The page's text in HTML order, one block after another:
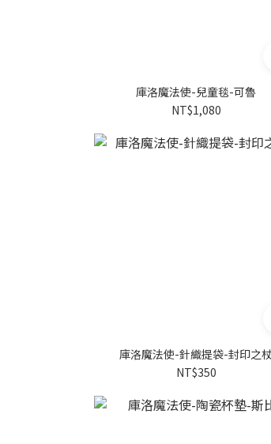
庫洛魔法使-兒童毯-可魯
NT$1,080
庫洛魔法使-針織提袋-封印之
NT$350